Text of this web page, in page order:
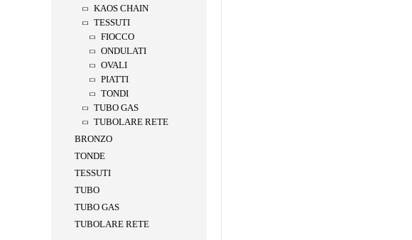
KAOS CHAIN
TESSUTI
FIOCCO
ONDULATI
OVALI
PIATTI
TONDI
TUBO GAS
TUBOLARE RETE
BRONZO
TONDE
TESSUTI
TUBO
TUBO GAS
TUBOLARE RETE